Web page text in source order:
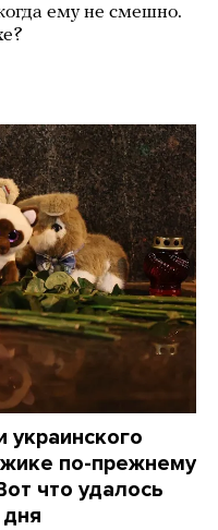
ему не смешно.
украинского
по-прежнему
что удалось